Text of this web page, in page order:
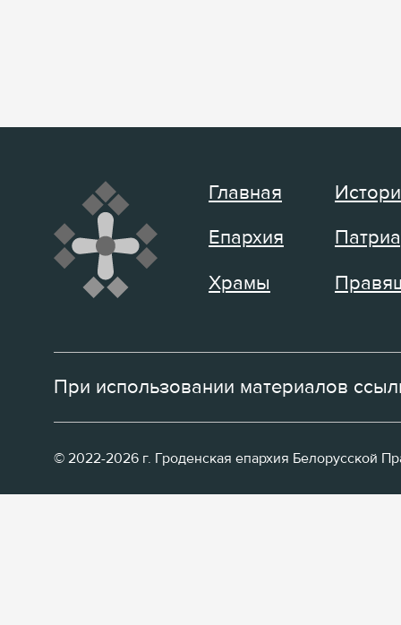
Главная
Епархия
Храмы
При использовании материалов
© 2022-2026 г. Гроденская епархия Белорусской